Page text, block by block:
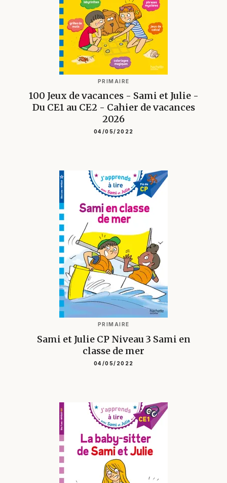
PRIMAIRE
100 Jeux de vacances - Sami et Julie -
Du CE1 au CE2 - Cahier de vacances
2026
04/05/2022
PRIMAIRE
Sami et Julie CP Niveau 3 Sami en
classe de mer
04/05/2022